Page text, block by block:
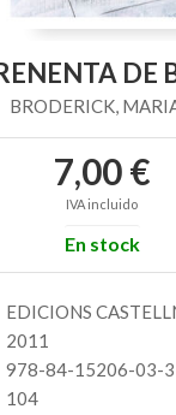
DE
BRODERICK,
7,00 €
IVA incluido
En stock
EDICIONS
2011
978-84-15206-03-3
104